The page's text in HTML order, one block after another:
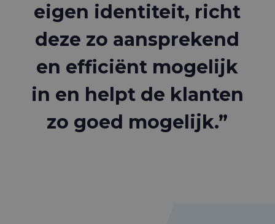
eigen identiteit, richt
deze zo aansprekend
en efficiënt mogelijk
in en helpt de klanten
zo goed mogelijk.”